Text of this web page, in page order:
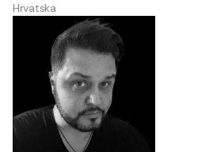
Hrvatska